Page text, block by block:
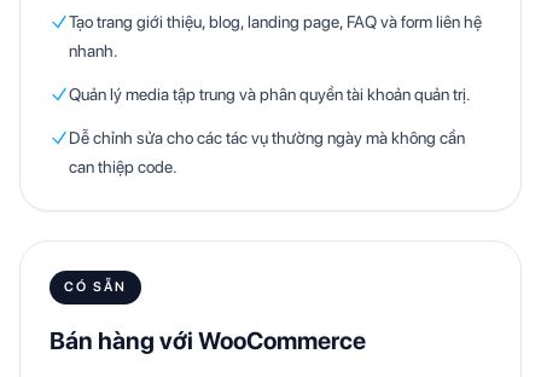
Tạo trang giới thiệu, blog, landing page, FAQ và form liên hệ
nhanh.
Quản lý media tập trung và phân quyền tài khoản quản trị.
Dễ chỉnh sửa cho các tác vụ thường ngày mà không cần
can thiệp code.
CÓ SẴN
Bán hàng với WooCommerce